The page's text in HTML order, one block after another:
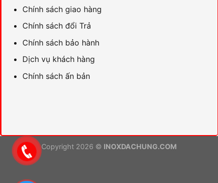
Chính sách giao hàng
Chính sách đổi Trả
Chính sách bảo hành
Dịch vụ khách hàng
Chính sách ấn bản
Copyright 2026 © INOXDACHUNG.COM